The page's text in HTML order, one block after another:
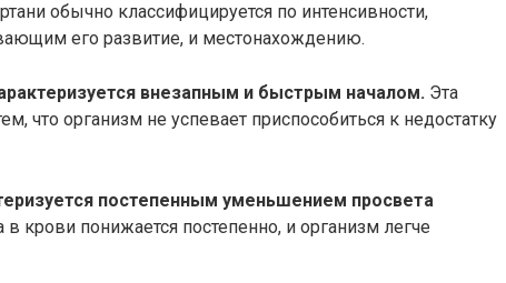
обычно классифицируется по интенсивности,
его развитие, и местонахождению.
внезапным и быстрым началом. Эта
что организм не успевает приспособиться к недостатку
постепенным уменьшением просвета
крови понижается постепенно, и организм легче